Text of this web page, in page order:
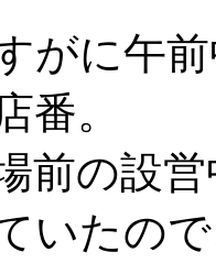
がに午
番。
前の設
いたの